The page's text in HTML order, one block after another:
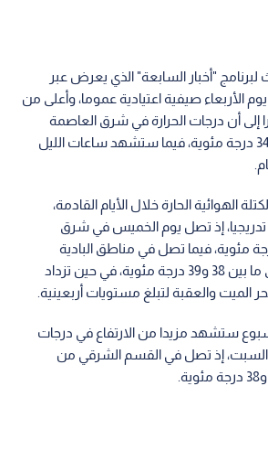
"أخبار السابعة" الذي يعرض عبر
الأربعاء صيفية اعتيادية عموما، وأعلى من
إلى أن درجات الحرارة في شرق العاصمة
عمان ستصل إلى نحو 34 درجة مئوية، فيما ستشهد ساعات الليل
الهوائية الحارة خلال الأيام القادمة،
تدريجيا، إذ تصل يوم الخميس في شرق
إلى نحو 36 درجة مئوية، فيما تصل في مناطق البادية
والسهول الشرقية إلى ما بين 38 و39 درجة مئوية، في حين تزداد
الميت والعقبة لتبلغ مستويات أربعينية.
ستشهد مزيدا من الارتفاع في درجات
والسبت، إذ تصل في القسم الشرقي من